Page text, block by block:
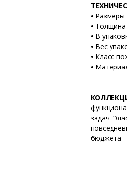
• Размеры
• Толщина
• В
• Вес
• Класс
•
задач.
бюджета